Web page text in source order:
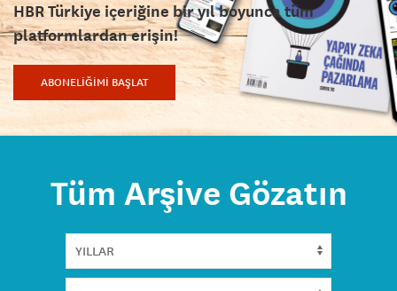
HBR Türkiye içeriğine bir yıl boyunca tüm
platformlardan erişin!
ABONELİĞİMİ BAŞLAT
Tüm Arşive Gözatın